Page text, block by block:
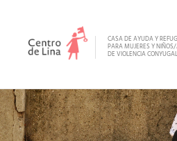
CASA DE AYUDA Y
PARA MUJERES Y
DE VIOLENCIA CONYUGAL